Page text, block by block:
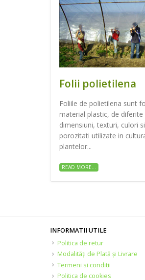
Folii polietilena
Foliile de polietilena sunt
material plastic, de diferite
dimensiuni, texturi, culori si
porozitati utilizate in
plantelor...
READ MORE...
INFORMATII UTILE
Politica de retur
Modalități de Plată și Livrare
Termeni si conditii
Politica de cookies